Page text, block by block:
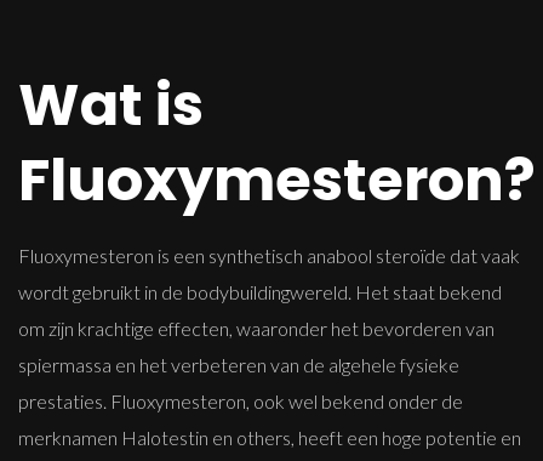
Wat is
Fluoxymesteron?
Fluoxymesteron is een synthetisch anabool steroïde dat vaak
wordt gebruikt in de bodybuildingwereld. Het staat bekend
om zijn krachtige effecten, waaronder het bevorderen van
spiermassa en het verbeteren van de algehele fysieke
prestaties. Fluoxymesteron, ook wel bekend onder de
merknamen Halotestin en others, heeft een hoge potentie en